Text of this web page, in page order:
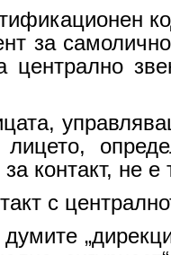
за
централно
лицето,
контакт, не е
с